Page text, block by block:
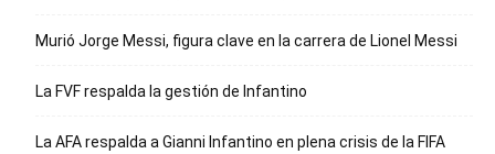
Murió Jorge Messi, figura clave en la carrera de Lionel Messi
La FVF respalda la gestión de Infantino
La AFA respalda a Gianni Infantino en plena crisis de la FIFA